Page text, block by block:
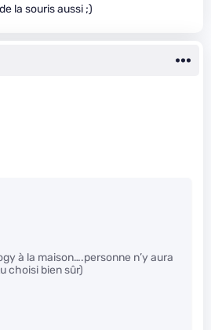
la souris aussi ;)
à la maison….personne n’y aura
choisi bien sûr)